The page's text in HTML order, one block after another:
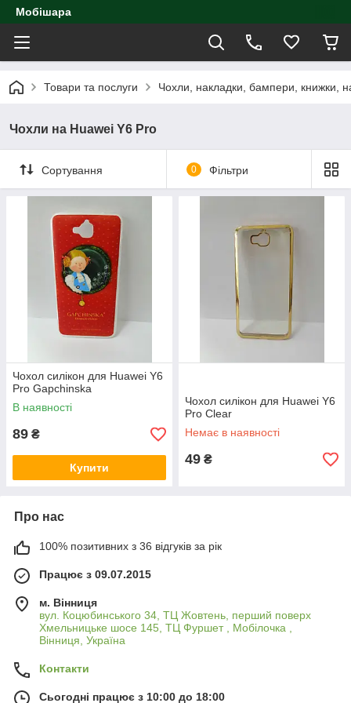
Мобішара
Товари та послуги Чохли, накладки, бампери, книжки,
Чохли на Huawei Y6 Pro
Сортування 0 Фільтри
Чохол силікон для Huawei Y6
Pro Gapchinska
В наявності
89 ₴
Купити
Чохол силікон для Huawei Y6
Pro Clear
Немає в наявності
49 ₴
Про нас
100% позитивних з 36 відгуків за рік
Працює з 09.07.2015
м. Вінниця
вул. Коцюбинського 34, ТЦ Жовтень, перший поверх
Хмельницьке шосе 145, ТЦ Фуршет , Мобілочка ,
Вінниця, Україна
Контакти
Сьогодні працює з 10:00 до 18:00